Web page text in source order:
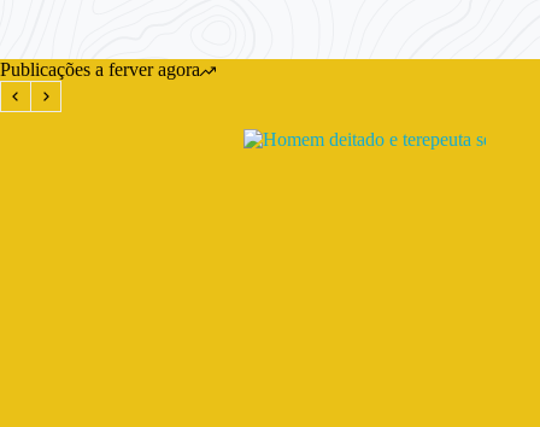
Publicações a ferver agora